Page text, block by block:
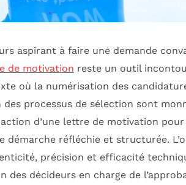
aspirant à faire une demande
de motivation reste un outil
où la numérisation des
des processus de sélection sont
d’une lettre de motivation
démarche réfléchie et structurée.
précision et efficacité
des décideurs en charge de